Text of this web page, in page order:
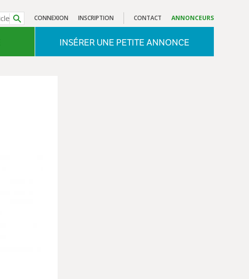
CONTACT ANNONCEURS
CONNEXION INSCRIPTION
INSÉRER UNE PETITE ANNONCE